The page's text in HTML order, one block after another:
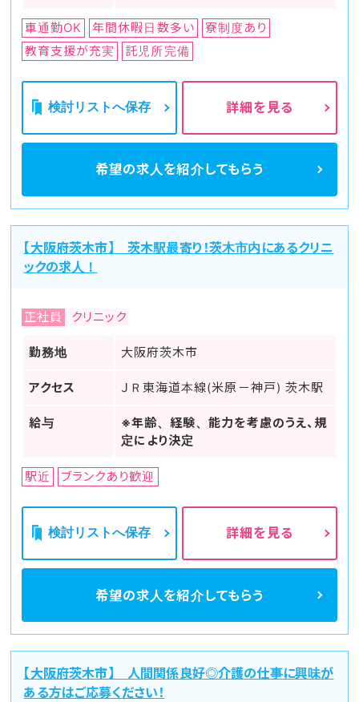
車通勤OK 年間休暇日数多い
寮制度あり
教育支援が充実
託児所完備
検討リストへ保存 詳細を見る
希望の求人を紹介してもらう
【大阪府茨木市】 茨木駅最寄り！茨木市内にあるクリニ
ックの求人！
正社員 クリニック
勤務地 大阪府茨木市
アクセス ＪＲ東海道本線(米原－神戸) 茨木駅
給与
※年齢、経験、能力を考慮のうえ、規
定により決定
駅近 ブランクあり歓迎
検討リストへ保存 詳細を見る
希望の求人を紹介してもらう
【大阪府茨木市】 人間関係良好◎介護の仕事に興味が
ある方はご応募ください！